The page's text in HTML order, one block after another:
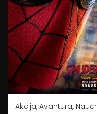
Akcija, Avantura,